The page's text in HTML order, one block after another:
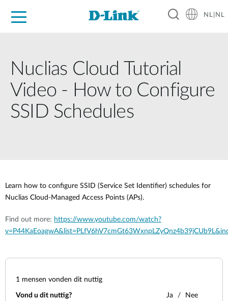
NL|NL
Nuclias Cloud Tutorial
Video - How to Configure
SSID Schedules
Learn how to configure SSID (Service Set Identifier) schedules for
Nuclias Cloud-Managed Access Points (APs).
Find out more: https://www.youtube.com/watch?
1 mensen vonden dit nuttig
Vond u dit nuttig? Ja Nee